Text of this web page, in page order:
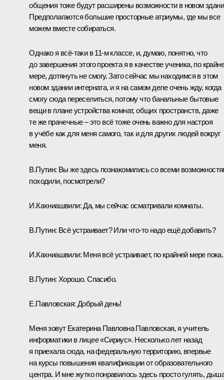
общения тоже будут расширены возможности в новом
Предполагаются большие просторные атриумы, где мы все
можем вместе собираться.
Однако я всё-таки в 11-м классе, и, думаю, понятно, что
до завершения этого проекта я в качестве ученика, по
мере, дотянуть не смогу. Зато сейчас мы находимся в этом
новом здании интерната, и я на самом деле очень жду, когда
смогу сюда переселиться, потому что банальные бытовые
вещи в плане устройства комнат, общих пространств, даже
те же прачечные – это всё тоже очень важно для настроя
в учёбе как для меня самого, так и для других людей вокруг
меня.
В.Путин: Вы же здесь познакомились со всеми
походили, посмотрели?
И.Кахниашвили:Да, мы сейчас осматривали комнаты.
В.Путин: Всё устраивает? Или что-то надо ещё добавить?
И.Кахниашвили: Меня всё устраивает, по крайней мере пока.
В.Путин: Хорошо. Спасибо.
Е.Павловская: Добрый день!
Меня зовут Екатерина Павловна Павловская, я учитель
информатики в лицее «Сириус». Несколько лет назад
я приехала сюда, на федеральную территорию, впервые
на курсы повышения квалификации от образовательного
центра. И мне жутко понравилось здесь просто гулять,